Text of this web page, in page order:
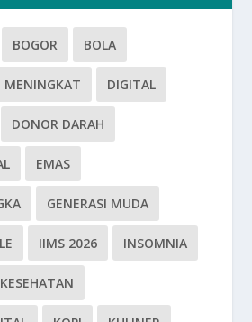
BOGOR BOLA
MENINGKAT DIGITAL
DONOR DARAH
EMAS
GENERASI MUDA
IIMS 2026 INSOMNIA
KESEHATAN